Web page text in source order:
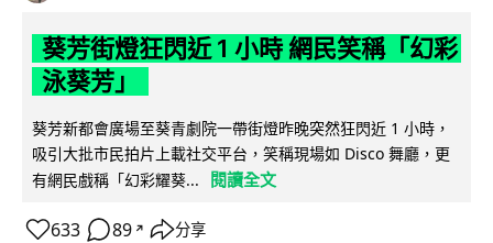
葵芳街燈狂閃近 1 小時 網民笑稱「幻彩
泳葵芳」
葵芳新都會廣場至葵青劇院一帶街燈昨晚突然狂閃近 1 小時，
吸引大批市民拍片上載社交平台，笑稱現場如 Disco 舞廳，更
有網民戲稱「幻彩耀葵...
閱讀全文
633 89 ↗ 分享